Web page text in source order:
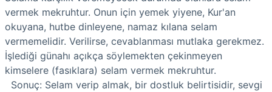
vermek mekruhtur. Onun için yemek yiyene, Kur'an
okuyana, hutbe dinleyene, namaz kılana selam
vermemelidir. Verilirse, cevablanması mutlaka gerekmez.
İşlediği günahı açıkça söylemekten çekinmeyen
kimselere (fasıklara) selam vermek mekruhtur.
Sonuç: Selam verip almak, bir dostluk belirtisidir, sevgi